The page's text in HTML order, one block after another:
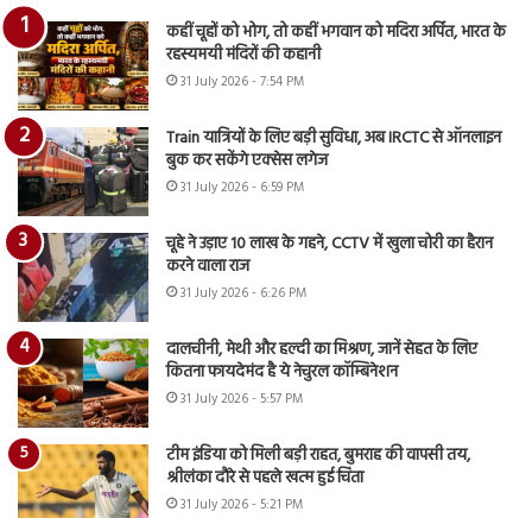
कहीं चूहों को भोग, तो कहीं भगवान को मदिरा अर्पित, भारत के
रहस्यमयी मंदिरों की कहानी
31 July 2026 - 7:54 PM
Train यात्रियों के लिए बड़ी सुविधा, अब IRCTC से ऑनलाइन
बुक कर सकेंगे एक्सेस लगेज
31 July 2026 - 6:59 PM
चूहे ने उड़ाए 10 लाख के गहने, CCTV में खुला चोरी का हैरान
करने वाला राज
31 July 2026 - 6:26 PM
दालचीनी, मेथी और हल्दी का मिश्रण, जानें सेहत के लिए
कितना फायदेमंद है ये नेचुरल कॉम्बिनेशन
31 July 2026 - 5:57 PM
टीम इंडिया को मिली बड़ी राहत, बुमराह की वापसी तय,
श्रीलंका दौरे से पहले खत्म हुई चिंता
31 July 2026 - 5:21 PM